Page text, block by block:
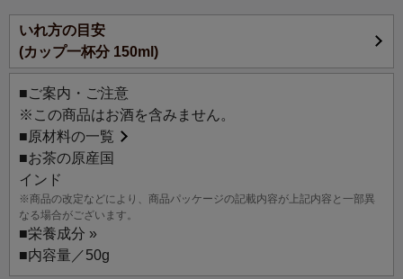
いれ方の目安
(カップ一杯分 150ml)
■ご案内・ご注意
※この商品はお酒を含みません。
■原材料の一覧
■お茶の原産国
インド
※商品の改定などにより、商品パッケージの記載内容が上記内容と一部異
なる場合がございます。
■栄養成分 »
■内容量／50g